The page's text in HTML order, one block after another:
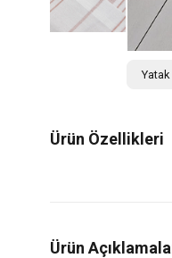
Yatak
Ürün Özellikleri
Ürün